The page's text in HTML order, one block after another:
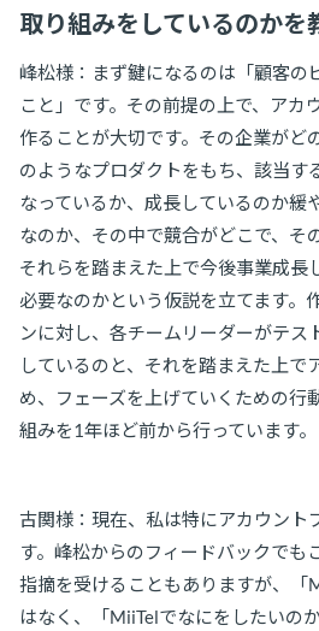
取り組みをしているのかを
峰松様：まず鍵になるのは「顧客の
こと」です。その前提の上で、アカ
作ることが大切です。その企業がど
のようなプロダクトをもち、該当す
なっているか、成長しているのか緩
なのか、その中で競合がどこで、そ
それらを踏まえた上で今後事業成長
必要なのかという仮説を立てます。
ンに対し、各チームリーダーがテス
しているのと、それを踏まえた上で
め、フェーズを上げていくための行
組みを1年ほど前から行っています。
古関様：現在、私は特にアカウント
す。峰松からのフィードバックでも
指摘を受けることもありますが、「
はなく、「MiiTelでなにをしたいの